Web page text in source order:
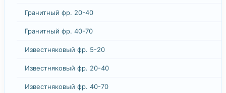
Гранитный фр. 20-40
Гранитный фр. 40-70
Известняковый фр. 5-20
Известняковый фр. 20-40
Известняковый фр. 40-70